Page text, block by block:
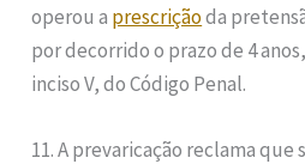
operou a prescriçãoda
por decorrido o prazo de 4
inciso V, do Código Penal.
11. A prevaricação reclama